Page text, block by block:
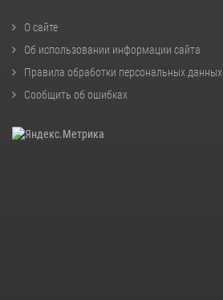
О сайте
Об использовании информации сайта
Правила обработки персональных данных
Сообщить об ошибках